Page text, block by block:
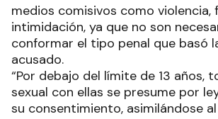
medios comisivos como violencia,
intimidación, ya que no son
conformar el tipo penal que basó
acusado.
“Por debajo del límite de 13 años,
sexual con ellas se presume por
su consentimiento, asimilándose